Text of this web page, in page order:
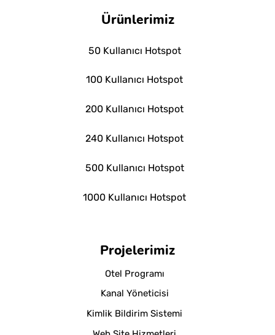
Ürünlerimiz
50 Kullanıcı Hotspot
100 Kullanıcı Hotspot
200 Kullanıcı Hotspot
240 Kullanıcı Hotspot
500 Kullanıcı Hotspot
1000 Kullanıcı Hotspot
Projelerimiz
Otel Programı
Kanal Yöneticisi
Kimlik Bildirim Sistemi